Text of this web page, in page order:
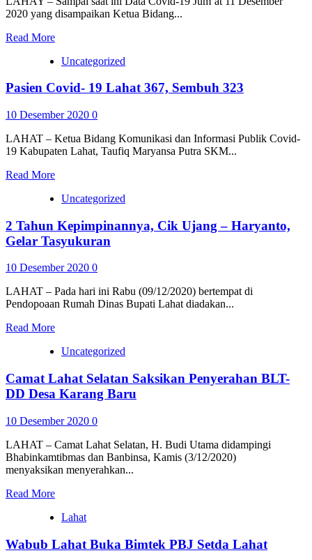
2020 yang disampaikan Ketua Bidang...
Read More
Uncategorized
Pasien Covid- 19 Lahat 367, Sembuh 323
10 Desember 2020 0
LAHAT – Ketua Bidang Komunikasi dan Informasi Publik Covid-
19 Kabupaten Lahat, Taufiq Maryansa Putra SKM...
Read More
Uncategorized
2 Tahun Kepimpinannya, Cik Ujang – Haryanto,
Gelar Tasyukuran
10 Desember 2020 0
LAHAT – Pada hari ini Rabu (09/12/2020) bertempat di
Pendopoaan Rumah Dinas Bupati Lahat diadakan...
Read More
Uncategorized
Camat Lahat Selatan Saksikan Penyerahan BLT-
DD Desa Karang Baru
10 Desember 2020 0
LAHAT – Camat Lahat Selatan, H. Budi Utama didampingi
Bhabinkamtibmas dan Banbinsa, Kamis (3/12/2020)
menyaksikan menyerahkan...
Read More
Lahat
Wabub Lahat Buka Bimtek PBJ Setda Lahat